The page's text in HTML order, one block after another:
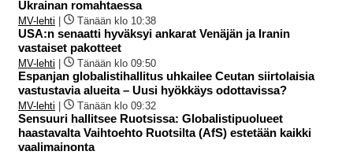
Ukrainan romahtaessa
MV-lehti Tänään klo 10:38
USA:n senaatti hyväksyi ankarat Venäjän ja Iranin
vastaiset pakotteet
MV-lehti Tänään klo 09:50
Espanjan globalistihallitus uhkailee Ceutan siirtolaisia
vastustavia alueita – Uusi hyökkäys odottavissa?
MV-lehti Tänään klo 09:32
Sensuuri hallitsee Ruotsissa: Globalistipuolueet
haastavalta Vaihtoehto Ruotsilta (AfS) estetään kaikki
vaalimainonta